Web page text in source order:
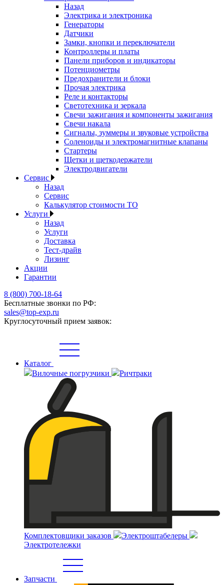
Назад
Электрика и электроника
Генераторы
Датчики
Замки, кнопки и переключатели
Контроллеры и платы
Панели приборов и индикаторы
Потенциометры
Предохранители и блоки
Прочая электрика
Реле и контакторы
Светотехника и зеркала
Свечи зажигания и компоненты зажигания
Свечи накала
Сигналы, зуммеры и звуковые устройства
Соленоиды и электромагнитные клапаны
Стартеры
Щетки и щеткодержатели
Электродвигатели
Сервис
Назад
Сервис
Калькулятор стоимости ТО
Услуги
Назад
Услуги
Доставка
Тест-драйв
Лизинг
Акции
Гарантии
8 (800) 700-18-64
Бесплатные звонки по РФ:
sales@top-exp.ru
Круглосуточный прием заявок:
Каталог
Вилочные погрузчики
Ричтраки
Комплектовщики заказов
Электроштабелеры
Электротележки
Запчасти